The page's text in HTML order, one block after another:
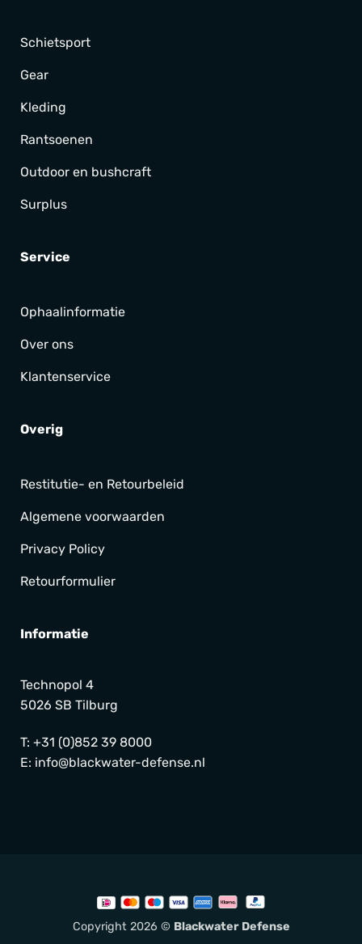
Schietsport
Gear
Kleding
Rantsoenen
Outdoor en bushcraft
Surplus
Service
Ophaalinformatie
Over ons
Klantenservice
Overig
Restitutie- en Retourbeleid
Algemene voorwaarden
Privacy Policy
Retourformulier
Informatie
Technopol 4
5026 SB Tilburg
T: +31 (0)852 39 8000
E: info@blackwater-defense.nl
Copyright 2026 © Blackwater Defense